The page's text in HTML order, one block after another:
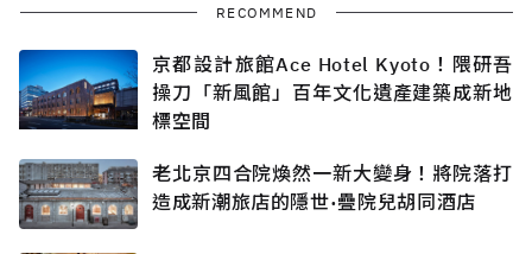
RECOMMEND
京都設計旅館Ace Hotel Kyoto！隈研吾
操刀「新風館」百年文化遺產建築成新地
標空間
老北京四合院煥然一新大變身！將院落打
造成新潮旅店的隱世·疊院兒胡同酒店